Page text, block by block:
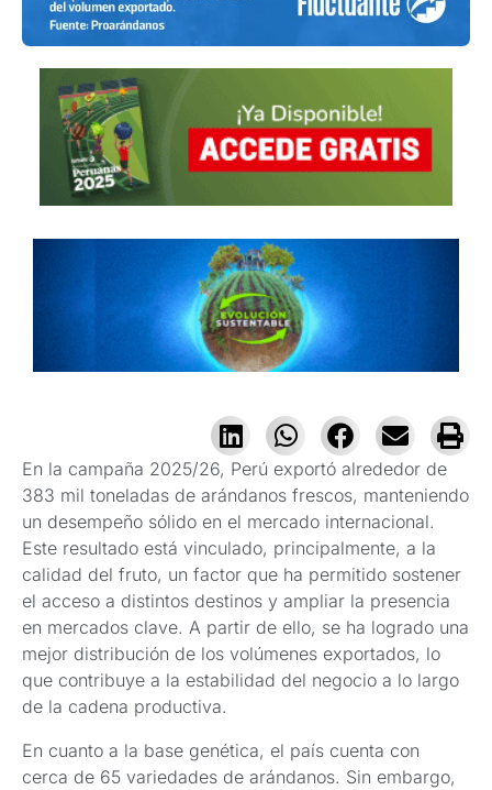
En la campaña 2025/26, Perú exportó alrededor de
383 mil toneladas de arándanos frescos, manteniendo
un desempeño sólido en el mercado internacional.
Este resultado está vinculado, principalmente, a la
calidad del fruto, un factor que ha permitido sostener
el acceso a distintos destinos y ampliar la presencia
en mercados clave. A partir de ello, se ha logrado una
mejor distribución de los volúmenes exportados, lo
que contribuye a la estabilidad del negocio a lo largo
de la cadena productiva.
En cuanto a la base genética, el país cuenta con
cerca de 65 variedades de arándanos. Sin embargo,